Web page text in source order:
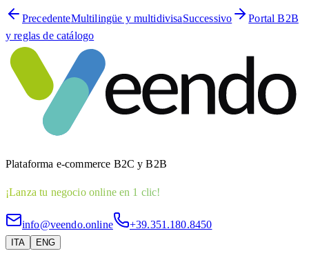
PrecedenteMultilingüe y multidivisaSuccessivo
Portal B2B
y reglas de catálogo
Plataforma e-commerce B2C y B2B
¡Lanza tu negocio online en 1 clic!
info@veendo.online +39.351.180.8450
ITA ENG